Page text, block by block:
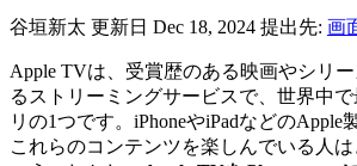
谷垣新太 更新日 Dec 18, 2024 提出先: 画
Apple TVは、受賞歴のある映画やシリ
るストリーミングサービスで、世界中
リの1つです。iPhoneやiPadなどのApple
これらのコンテンツを楽しんでいる人